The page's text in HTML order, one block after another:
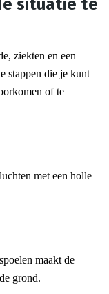
situatie te
ziekten en een
stappen die je kunt
of te
met een holle
maakt de
grond.